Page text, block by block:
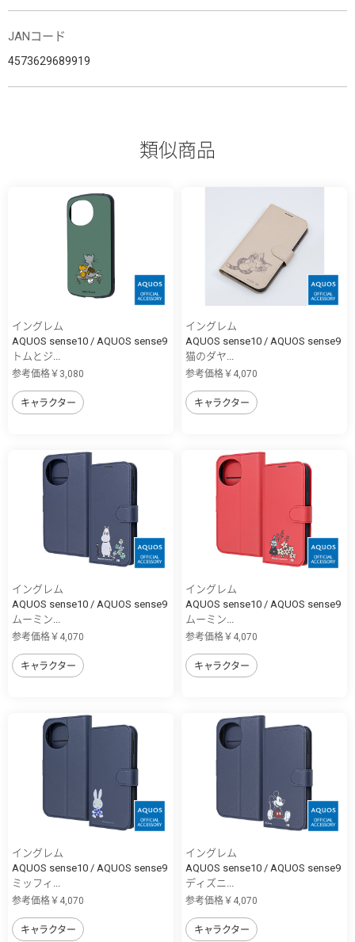
JANコード
4573629689919
類似商品
イングレム
AQUOS sense10 / AQUOS sense9
トムとジ...
参考価格￥3,080
キャラクター
イングレム
AQUOS sense10 / AQUOS sense9
猫のダヤ...
参考価格￥4,070
キャラクター
イングレム
AQUOS sense10 / AQUOS sense9
ムーミン...
参考価格￥4,070
キャラクター
イングレム
AQUOS sense10 / AQUOS sense9
ムーミン...
参考価格￥4,070
キャラクター
イングレム
AQUOS sense10 / AQUOS sense9
ミッフィ...
参考価格￥4,070
キャラクター
イングレム
AQUOS sense10 / AQUOS sense9
ディズニ...
参考価格￥4,070
キャラクター